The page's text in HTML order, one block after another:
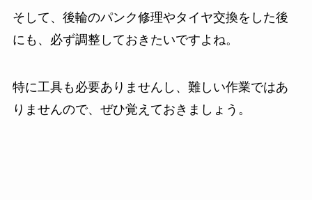
そして、後輪のパンク修理やタイヤ交換をした後
にも、必ず調整しておきたいですよね。
特に工具も必要ありませんし、難しい作業ではあ
りませんので、ぜひ覚えておきましょう。